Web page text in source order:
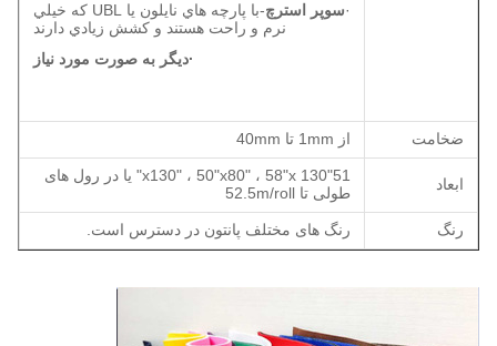
·سوپر استرچ
-با پارچه هاي نايلون يا UBL که خيلي
نرم و راحت هستند و کشش زيادي دارند
·دیگر به صورت مورد نیاز
ضخامت از 1mm تا 40mm
ابعاد
51"x130" ، 50"x80" ، 58"x 130" یا در رول های
طولی تا 52.5m/roll
رنگ رنگ های مختلف پانتون در دسترس است.